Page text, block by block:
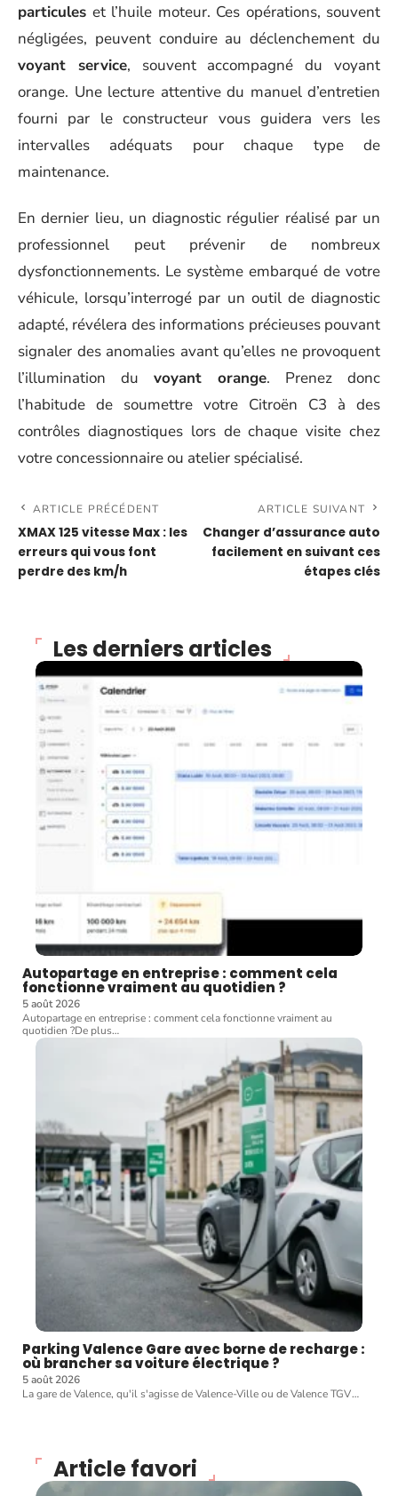
particules et l’huile moteur. Ces opérations, souvent
négligées, peuvent conduire au déclenchement du
voyant service, souvent accompagné du voyant
orange. Une lecture attentive du manuel d’entretien
fourni par le constructeur vous guidera vers les
intervalles adéquats pour chaque type de
maintenance.
En dernier lieu, un diagnostic régulier réalisé par un
professionnel peut prévenir de nombreux
dysfonctionnements. Le système embarqué de votre
véhicule, lorsqu’interrogé par un outil de diagnostic
adapté, révélera des informations précieuses pouvant
signaler des anomalies avant qu’elles ne provoquent
l’illumination du voyant orange. Prenez donc
l’habitude de soumettre votre Citroën C3 à des
contrôles diagnostiques lors de chaque visite chez
votre concessionnaire ou atelier spécialisé.
ARTICLE PRÉCÉDENT
XMAX 125 vitesse Max : les
erreurs qui vous font
perdre des km/h
ARTICLE SUIVANT
Changer d’assurance auto
facilement en suivant ces
étapes clés
Les derniers articles
Autopartage en entreprise : comment cela
fonctionne vraiment au quotidien ?
5 août 2026
Autopartage en entreprise : comment cela fonctionne vraiment au
quotidien ?De plus…
Parking Valence Gare avec borne de recharge :
où brancher sa voiture électrique ?
5 août 2026
La gare de Valence, qu'il s'agisse de Valence-Ville ou de Valence TGV…
Article favori